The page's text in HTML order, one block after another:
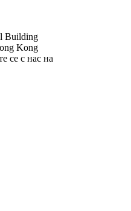
Building
Kong
се с нас на